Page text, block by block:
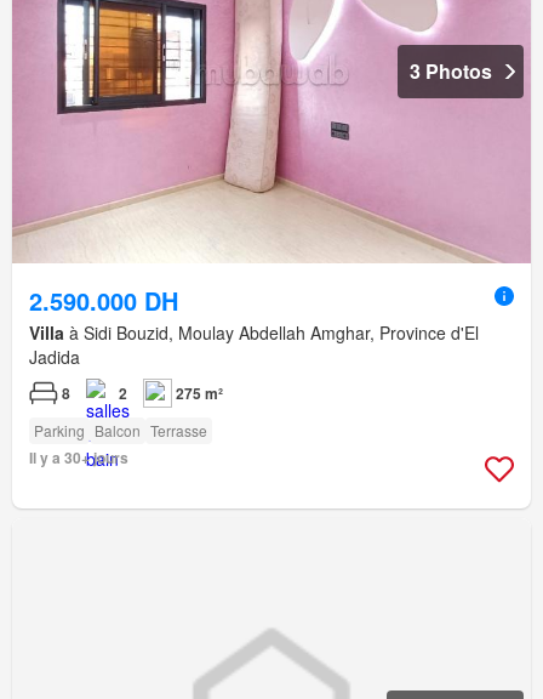
3 Photos
2.590.000 DH
Villa à Sidi Bouzid, Moulay Abdellah Amghar, Province d'El
Jadida
8 2 275 m²
Parking Balcon Terrasse
Il y a 30+ jours